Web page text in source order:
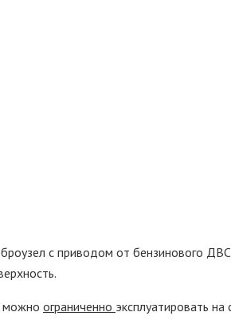
с приводом от бензинового
можно ограниченно эксплуатировать